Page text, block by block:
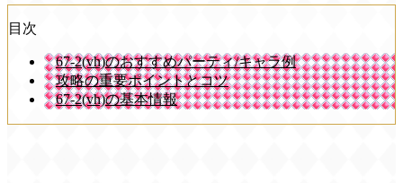
目次
67-2(vh)のおすすめパーティ/キャラ例
攻略の重要ポイントとコツ
67-2(vh)の基本情報